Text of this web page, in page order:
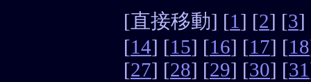
[直接移動] [1 ] [2] [3]
[14] [15] [16] [17] [18
[27] [28] [29] [30] [31